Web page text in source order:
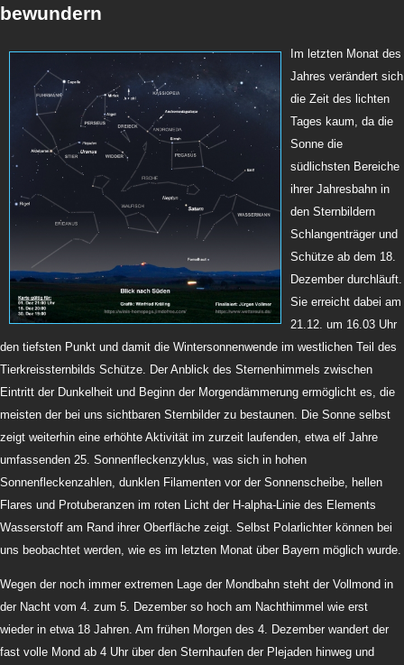
bewundern
Im letzten Monat des
Jahres verändert sich
die Zeit des lichten
Tages kaum, da die
Sonne die
südlichsten Bereiche
ihrer Jahresbahn in
den Sternbildern
Schlangenträger und
Schütze ab dem 18.
Dezember durchläuft.
Sie erreicht dabei am
21.12. um 16.03 Uhr
den tiefsten Punkt und damit die Wintersonnenwende im westlichen Teil des
Tierkreissternbilds Schütze. Der Anblick des Sternenhimmels zwischen
Eintritt der Dunkelheit und Beginn der Morgendämmerung ermöglicht es, die
meisten der bei uns sichtbaren Sternbilder zu bestaunen. Die Sonne selbst
zeigt weiterhin eine erhöhte Aktivität im zurzeit laufenden, etwa elf Jahre
umfassenden 25. Sonnenfleckenzyklus, was sich in hohen
Sonnenfleckenzahlen, dunklen Filamenten vor der Sonnenscheibe, hellen
Flares und Protuberanzen im roten Licht der H-alpha-Linie des Elements
Wasserstoff am Rand ihrer Oberfläche zeigt. Selbst Polarlichter können bei
uns beobachtet werden, wie es im letzten Monat über Bayern möglich wurde.
Wegen der noch immer extremen Lage der Mondbahn steht der Vollmond in
der Nacht vom 4. zum 5. Dezember so hoch am Nachthimmel wie erst
wieder in etwa 18 Jahren. Am frühen Morgen des 4. Dezember wandert der
fast volle Mond ab 4 Uhr über den Sternhaufen der Plejaden hinweg und